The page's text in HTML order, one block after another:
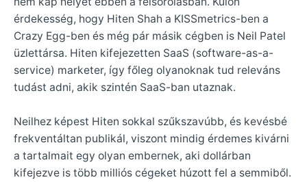
érdekesség, hogy Hiten Shah a KISSmetrics-ben a
Crazy Egg-ben és még pár másik cégben is Neil Patel
üzlettársa. Hiten kifejezetten SaaS (software-as-a-
service) marketer, így főleg olyanoknak tud releváns
tudást adni, akik szintén SaaS-ban utaznak.
Neilhez képest Hiten sokkal szűkszavúbb, és kevésbé
frekventáltan publikál, viszont mindig érdemes kivárni
a tartalmait egy olyan embernek, aki dollárban
kifejezve is több milliós cégeket húzott fel a semmiből.